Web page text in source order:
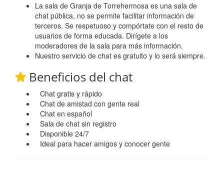
La sala de Granja de Torrehermosa es una sala de
chat pública, no se permite facilitar información de
terceros. Se respetuoso y compórtate con el resto de
usuarios de forma educada. Dirígete a los
moderadores de la sala para más información.
Nuestro servicio de chat es gratuito y lo será siempre.
Beneficios del chat
Chat gratis y rápido
Chat de amistad con gente real
Chat en español
Sala de chat sin registro
Disponible 24/7
Ideal para hacer amigos y conocer gente